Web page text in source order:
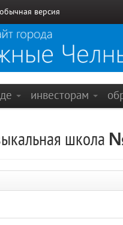
обычная версия
инвесторам
школа